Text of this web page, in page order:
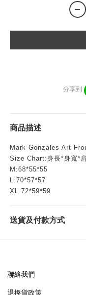
分享到
商品描述
Mark Gonzales Art
Size Chart:身長*身寬*
M:68*55*55
L:70*57*57
XL:72*59*59
送貨及付款方式
聯絡我們
退換貨政策